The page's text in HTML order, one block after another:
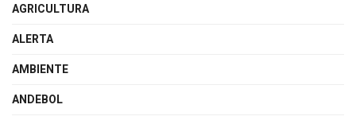
AGRICULTURA
ALERTA
AMBIENTE
ANDEBOL